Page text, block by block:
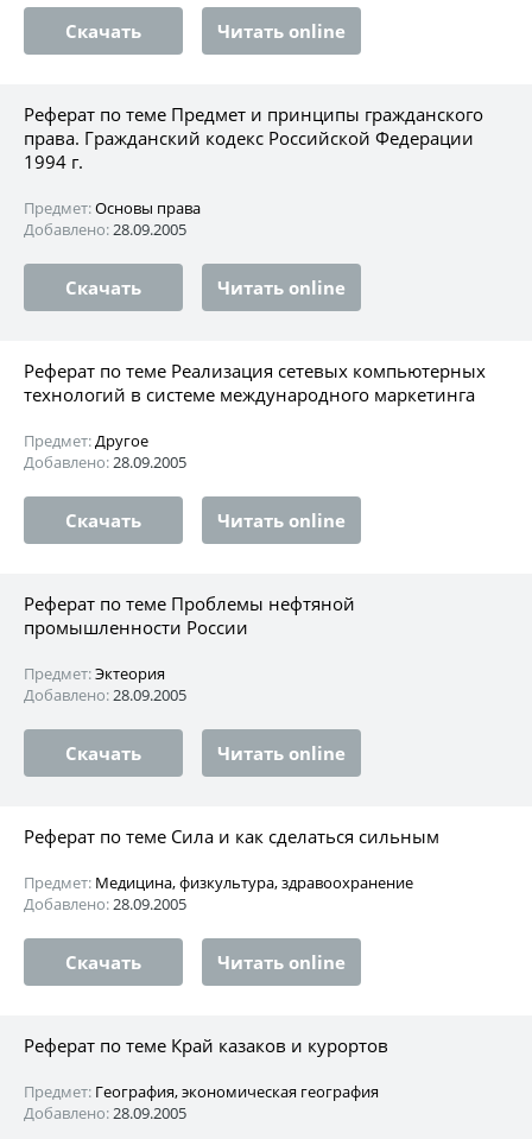
Скачать Читать online
Реферат по теме Предмет и принципы гражданского
права. Гражданский кодекс Российской Федерации
1994 г.
Предмет:Основы права
Добавлено:28.09.2005
Скачать Читать online
Реферат по теме Реализация сетевых компьютерных
технологий в системе международного маркетинга
Предмет:Другое
Добавлено:28.09.2005
Скачать Читать online
Реферат по теме Проблемы нефтяной
промышленности России
Предмет:Эктеория
Добавлено:28.09.2005
Скачать Читать online
Реферат по теме Сила и как сделаться сильным
Предмет: Медицина, физкультура, здравоохранение
Добавлено:28.09.2005
Скачать Читать online
Реферат по теме Край казаков и курортов
Предмет: География, экономическая география
Добавлено:28.09.2005